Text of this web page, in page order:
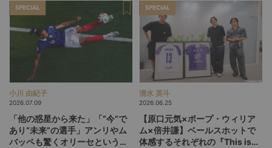
SPECIAL
小川 由紀子
2026.07.09
「他の惑星から来た」「“今”で
あり“未来”の選手」アンリやム
バッペも驚くオリーセというフ
SPECIAL
清水 英斗
2026.06.25
【原口元気×ポープ・ウィリア
ム×倍井謙】ベールスホットで
体感するそれぞれの『This is